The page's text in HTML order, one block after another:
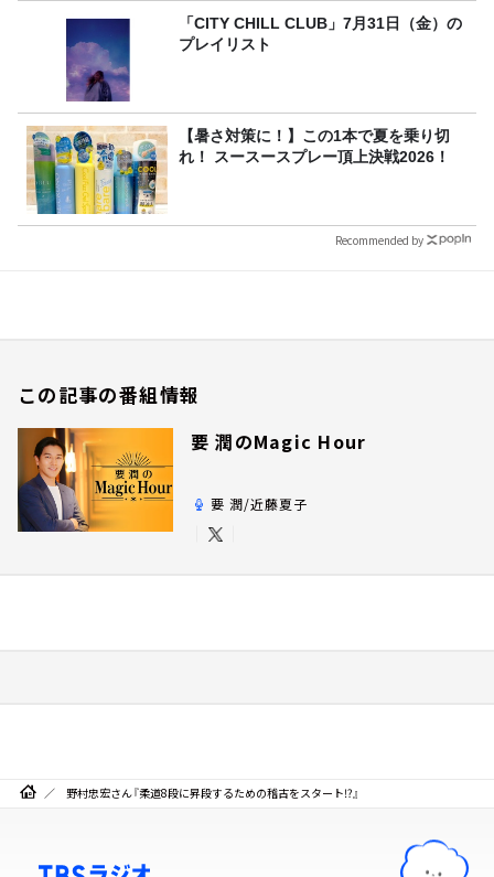
「CITY CHILL CLUB」7月31日（金）の
プレイリスト
【暑さ対策に！】この1本で夏を乗り切
れ！ スースースプレー頂上決戦2026！
Recommended by
この記事の番組情報
要 潤のMagic Hour
要 潤/近藤夏子
野村忠宏さん『柔道8段に昇段するための稽古をスタート⁉』